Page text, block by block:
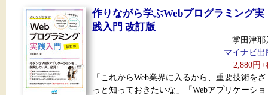
作りながら学ぶWebプログラミング実
践入門 改訂版
掌田津耶
マイナビ出
2,880円+
「これからWeb業界に入るから、重要技術をざ
っと知っておきたいな」「Webアプリケーショ